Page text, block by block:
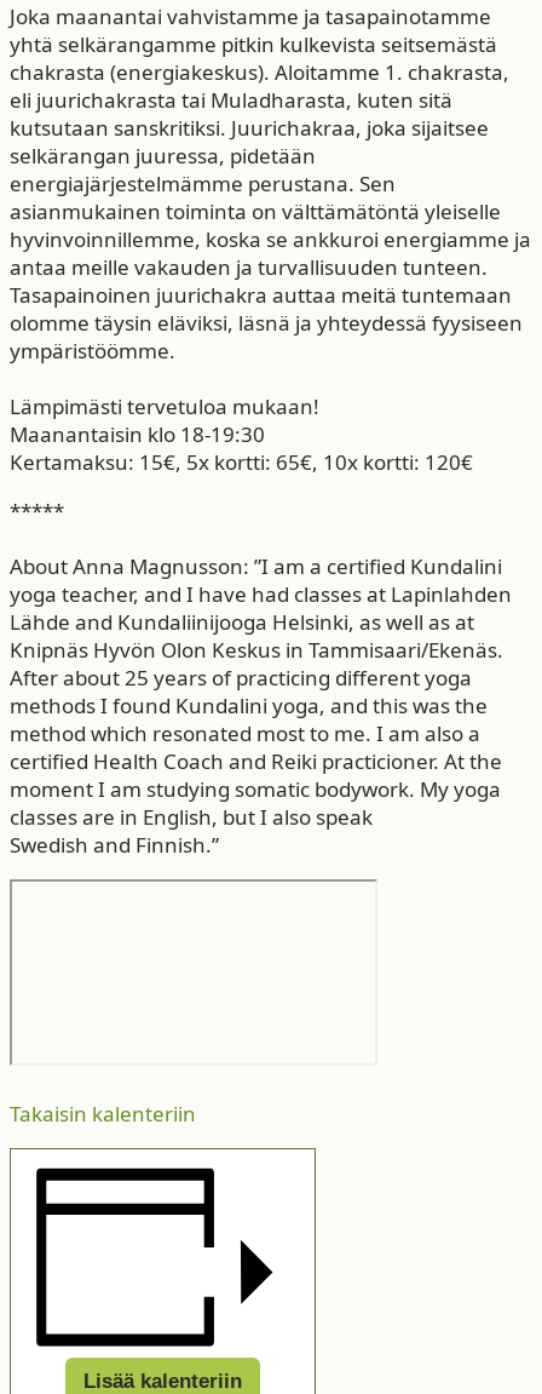
Joka maanantai vahvistamme ja tasapainotamme
yhtä selkärangamme pitkin kulkevista seitsemästä
chakrasta (energiakeskus). Aloitamme 1. chakrasta,
eli juurichakrasta tai Muladharasta, kuten sitä
kutsutaan sanskritiksi. Juurichakraa, joka sijaitsee
selkärangan juuressa, pidetään
energiajärjestelmämme perustana. Sen
asianmukainen toiminta on välttämätöntä yleiselle
hyvinvoinnillemme, koska se ankkuroi energiamme ja
antaa meille vakauden ja turvallisuuden tunteen.
Tasapainoinen juurichakra auttaa meitä tuntemaan
olomme täysin eläviksi, läsnä ja yhteydessä fyysiseen
ympäristöömme.
Lämpimästi tervetuloa mukaan!
Maanantaisin klo 18-19:30
Kertamaksu: 15€, 5x kortti: 65€, 10x kortti: 120€
*****
About Anna Magnusson: ”I am a certified Kundalini
yoga teacher, and I have had classes at Lapinlahden
Lähde and Kundaliinijooga Helsinki, as well as at
Knipnäs Hyvön Olon Keskus in Tammisaari/Ekenäs.
After about 25 years of practicing different yoga
methods I found Kundalini yoga, and this was the
method which resonated most to me. I am also a
certified Health Coach and Reiki practicioner. At the
moment I am studying somatic bodywork. My yoga
classes are in English, but I also speak
Swedish and Finnish.”
Takaisin kalenteriin
Lisää kalenteriin